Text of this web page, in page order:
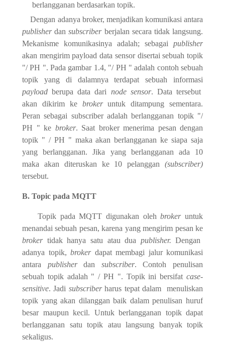
berlangganan berdasarkan topik.
Dengan adanya broker, menjadikan komunikasi antara
publisherdansubscriberberjalan secara tidak langsung.
Mekanisme komunikasinya adalah; sebagai publisher
akan mengirim payload data sensor disertai sebuah topik
"/ PH ". Pada gambar 1.4, "/ PH " adalah contoh sebuah
topik yang di dalamnya terdapat sebuah informasi
payloadberupa data dari node sensor. Data tersebut
akan dikirim kebrokeruntuk ditampung sementara.
Peran sebagai subscriber adalah berlangganan topik "/
PH " ke broker. Saat broker menerima pesan dengan
topik " / PH " maka akan berlangganan ke siapa saja
yang berlangganan. Jika yang berlangganan ada 10
maka akan diteruskan ke 10 pelanggan (subscriber)
tersebut.
B. Topic pada MQTT
Topik pada MQTT digunakan olehbrokeruntuk
menandai sebuah pesan, karena yang mengirim pesan ke
brokertidak hanya satu atau dua publisher. Dengan
adanya topik, brokerdapat membagi jalur komunikasi
antara publisherdan subscriber. Contoh penulisan
sebuah topik adalah " / PH ". Topik ini bersifat case-
sensitive. Jadi subscriberharus tepat dalam menuliskan
topik yang akan dilanggan baik dalam penulisan huruf
besar maupun kecil. Untuk berlangganan topik dapat
berlangganan satu topik atau langsung banyak topik
sekaligus.